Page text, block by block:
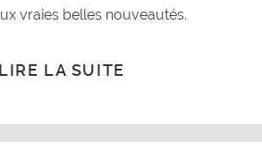
vraies belles nouveautés.
LIRE LA SUITE